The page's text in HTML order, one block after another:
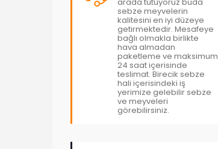
sebze meyvelerin
kalitesini en iyi düzeye
getirmektedir. Mesafeye
bağlı olmakla birlikte
hava almadan
paketleme ve maksimum
24 saat içerisinde
teslimat. Birecik sebze
hali içerisindeki iş
yerimize gelebilir sebze
ve meyveleri
görebilirsiniz.